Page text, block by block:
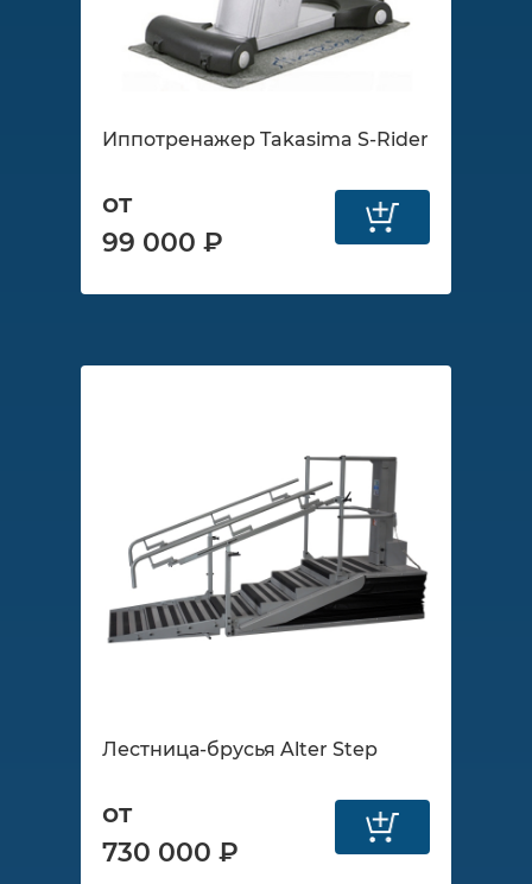
Иппотренажер Takasima S-Rider
от
99 000 ₽
Лестница-брусья Alter Step
от
730 000 ₽